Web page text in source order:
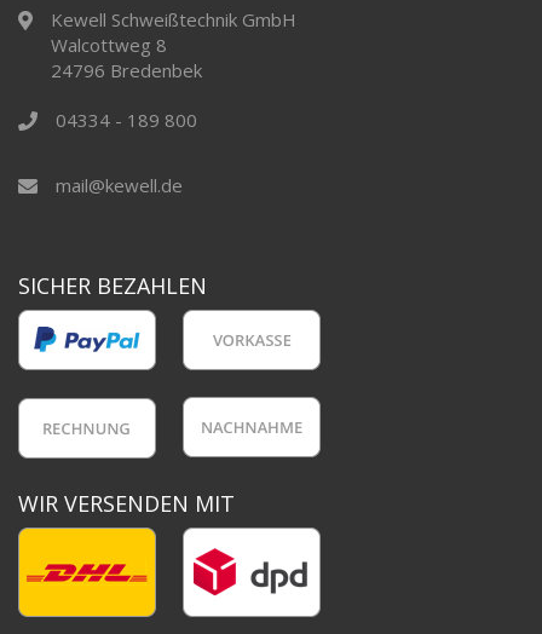
Kewell Schweißtechnik GmbH
Walcottweg 8
24796 Bredenbek
04334 - 189 800
mail@kewell.de
SICHER BEZAHLEN
WIR VERSENDEN MIT